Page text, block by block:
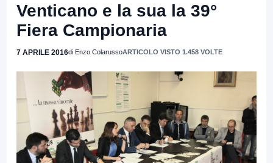
Venticano e la sua la 39°
Fiera Campionaria
7 APRILE 2016di Enzo ColarussoARTICOLO VISTO 1.458 VOLTE